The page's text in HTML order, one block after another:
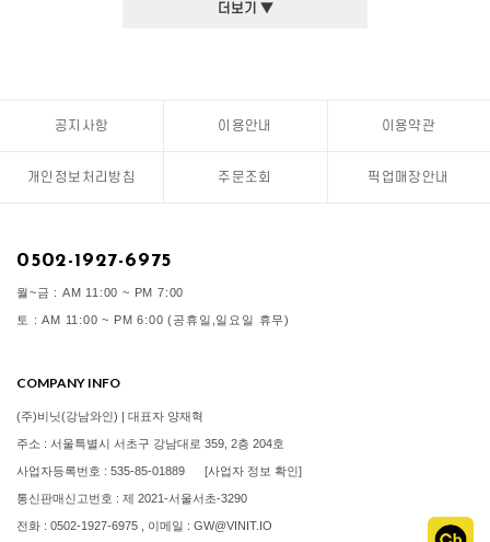
더보기 ▼
공지사항 이용안내 이용약관
개인정보처리방침 주문조회 픽업매장안내
0502-1927-6975
월~금 : AM 11:00 ~ PM 7:00
토 : AM 11:00 ~ PM 6:00 (공휴일,일요일 휴무)
COMPANY INFO
(주)비닛(강남와인) | 대표자 양재혁
주소 : 서울특별시 서초구 강남대로 359, 2층 204호
사업자등록번호 : 535-85-01889 [사업자 정보 확인]
통신판매신고번호 : 제 2021-서울서초-3290
전화 : 0502-1927-6975 , 이메일 : GW@VINIT.IO